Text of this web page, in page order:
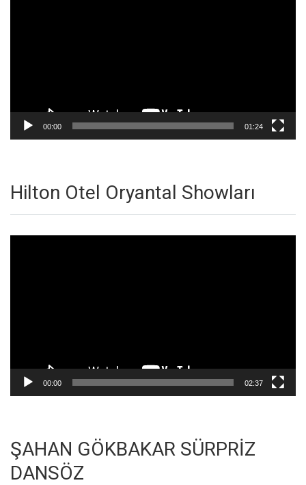
00:00 01:24
Hilton Otel Oryantal Showları
00:00 02:37
ŞAHAN GÖKBAKAR SÜRPRİZ
DANSÖZ